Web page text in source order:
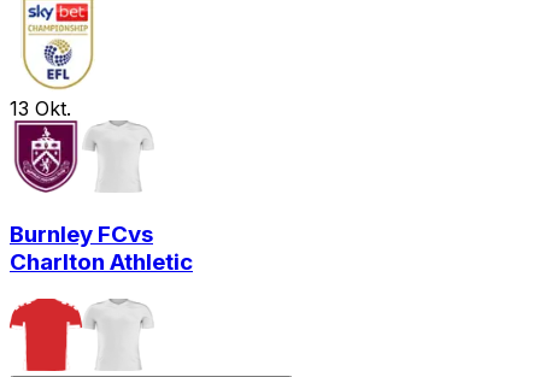
13 Okt.
Burnley FCvs
Charlton Athletic